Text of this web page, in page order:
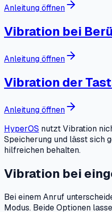
Anleitung öffnen
Vibration bei
Anleitung öffnen
Vibration der
Anleitung öffnen
HyperOS nutzt Vibration
Speicherung und lässt sich
hilfreichen behalten.
Vibration bei
Bei einem Anruf
Modus. Beide Optionen